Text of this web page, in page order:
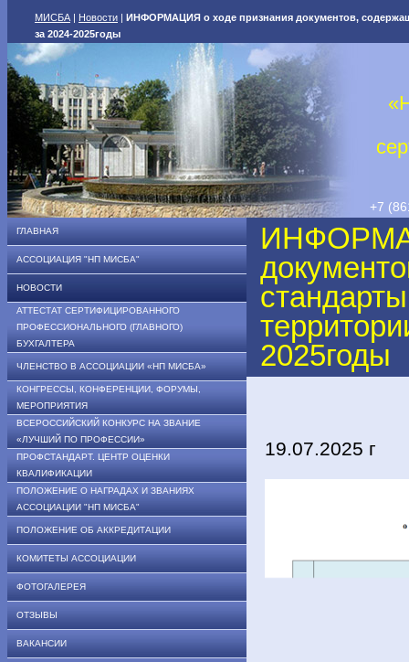
МИСБА | Новости | ИНФОРМАЦИЯ о ходе признания документов,
за 2024-2025годы
+7
ГЛАВНАЯ
АССОЦИАЦИЯ "НП МИСБА"
НОВОСТИ
АТТЕСТАТ СЕРТИФИЦИРОВАННОГО
ПРОФЕССИОНАЛЬНОГО (ГЛАВНОГО)
БУХГАЛТЕРА
ЧЛЕНСТВО В АССОЦИАЦИИ «НП МИСБА»
КОНГРЕССЫ, КОНФЕРЕНЦИИ, ФОРУМЫ,
МЕРОПРИЯТИЯ
ВСЕРОССИЙСКИЙ КОНКУРС НА ЗВАНИЕ
«ЛУЧШИЙ ПО ПРОФЕССИИ»
ПРОФСТАНДАРТ. ЦЕНТР ОЦЕНКИ
КВАЛИФИКАЦИИ
ПОЛОЖЕНИЕ О НАГРАДАХ И ЗВАНИЯХ
АССОЦИАЦИИ "НП МИСБА"
ПОЛОЖЕНИЕ ОБ АККРЕДИТАЦИИ
КОМИТЕТЫ АССОЦИАЦИИ
ФОТОГАЛЕРЕЯ
ОТЗЫВЫ
ВАКАНСИИ
2025годы
19.07.2025 г